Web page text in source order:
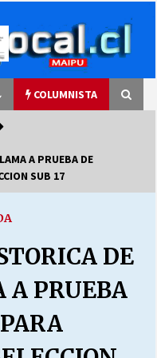
COLUMNISTA
69 AÑOS DE
DC” SALUDA EL
A PRUEBA DE
SUB 17
DE
PRUEBA